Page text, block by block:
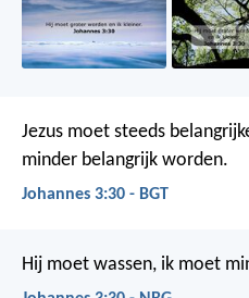
Jezus moet steeds
minder belangrijk worden.
Johannes 3:30 - BGT
Hij moet wassen, ik moet